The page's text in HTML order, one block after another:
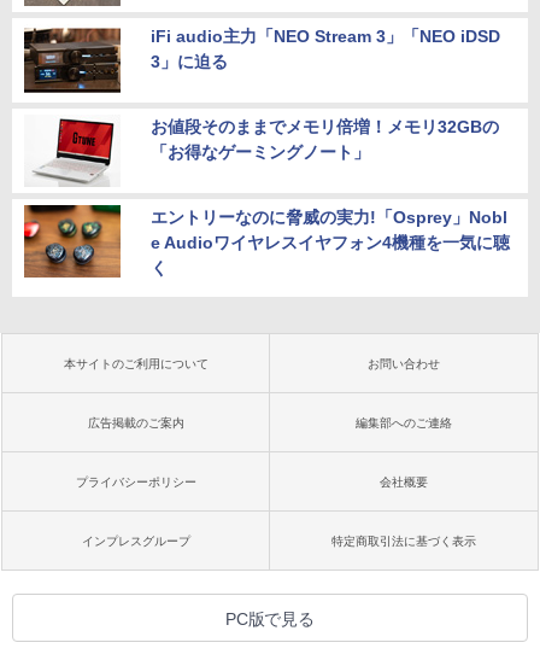
iFi audio主力「NEO Stream 3」「NEO iDSD
3」に迫る
お値段そのままでメモリ倍増！メモリ32GBの
「お得なゲーミングノート」
エントリーなのに脅威の実力!「Osprey」Nobl
e Audioワイヤレスイヤフォン4機種を一気に聴
く
本サイトのご利用について お問い合わせ
広告掲載のご案内 編集部へのご連絡
プライバシーポリシー 会社概要
インプレスグループ 特定商取引法に基づく表示
PC版で見る